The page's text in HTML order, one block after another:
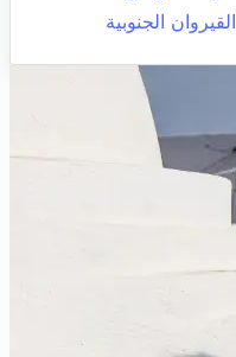
القيروان الجنوبية